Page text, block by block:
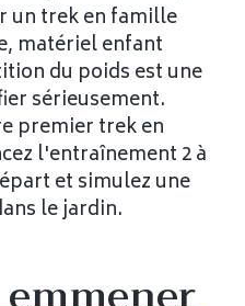
un trek en famille
matériel enfant
du poids est une
sérieusement.
premier trek en
l'entraînement 2 à
et simulez une
le jardin.